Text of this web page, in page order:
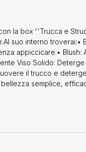
la box ''Trucca e
suo interno
appiccicare.•
Viso Solido:
il trucco e
semplice,